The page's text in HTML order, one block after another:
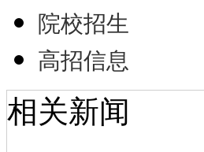
院校招生
高招信息
相关新闻